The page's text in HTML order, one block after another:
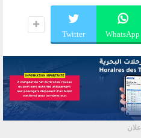
WhatsApp
Twitter
إعلان